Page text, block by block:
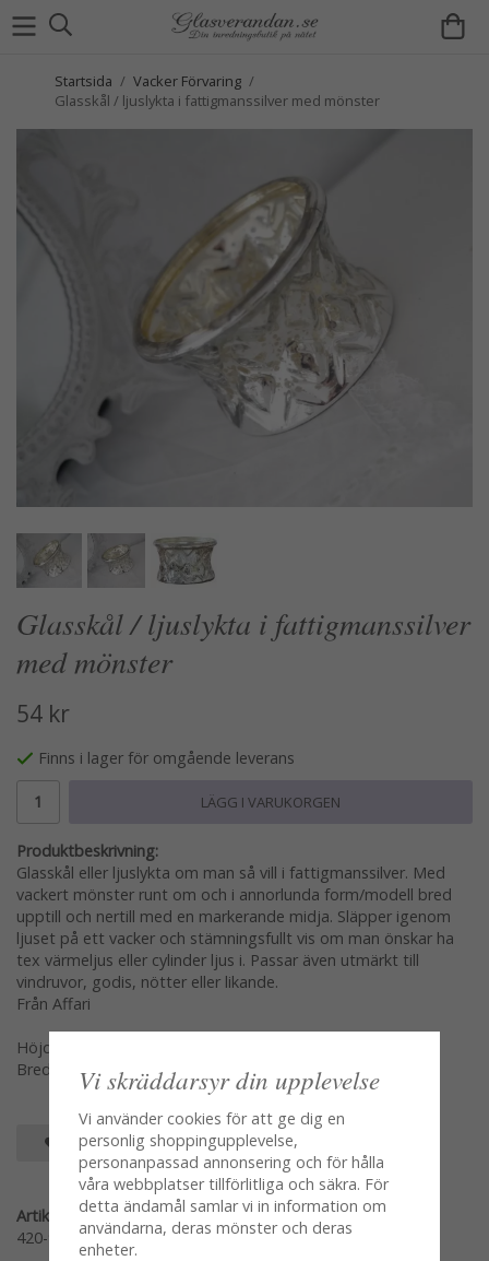
Startsida / Vacker Förvaring /
Glasskål / ljuslykta i fattigmanssilver med mönster
Glasskål / ljuslykta i fattigmanssilver
med mönster
54 kr
Finns i lager för omgående leverans
LÄGG I VARUKORGEN
Produktbeskrivning:
Glasskål eller ljuslykta om man så vill i fattigmanssilver. Med
vackert mönster runt om och i annorlunda form/modell bred
upptill och nertill med en markerande midja. Släpper igenom
ljuset på ett vacker och stämningsfullt vis om man önskar ha
tex värmeljus eller cylinder ljus i. Passar även utmärkt till
vindruvor, godis, nötter eller likande.
Från Affari
Höjd: 6cm
Bredd: 10cm
SPARA SOM FAVORIT
Artikelnummer:
420-910-84
Vi skräddarsyr din upplevelse
Vi använder cookies för att ge dig en
personlig shoppingupplevelse,
personanpassad annonsering och för hålla
våra webbplatser tillförlitliga och säkra. För
detta ändamål samlar vi in information om
användarna, deras mönster och deras
enheter.